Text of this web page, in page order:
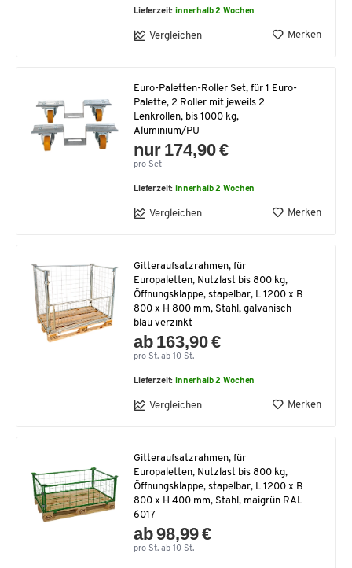
Lieferzeit:innerhalb 2 Wochen
Vergleichen Merken
Euro-Paletten-Roller Set, für 1 Euro-
Palette, 2 Roller mit jeweils 2
Lenkrollen, bis 1000 kg,
Aluminium/PU
nur 174,90 €
pro Set
Lieferzeit:innerhalb 2 Wochen
Vergleichen Merken
Gitteraufsatzrahmen, für
Europaletten, Nutzlast bis 800 kg,
Öffnungsklappe, stapelbar, L 1200 x B
800 x H 800 mm, Stahl, galvanisch
blau verzinkt
ab 163,90 €
pro St. ab 10 St.
Lieferzeit:innerhalb 2 Wochen
Vergleichen Merken
Gitteraufsatzrahmen, für
Europaletten, Nutzlast bis 800 kg,
Öffnungsklappe, stapelbar, L 1200 x B
800 x H 400 mm, Stahl, maigrün RAL
6017
ab 98,99 €
pro St. ab 10 St.